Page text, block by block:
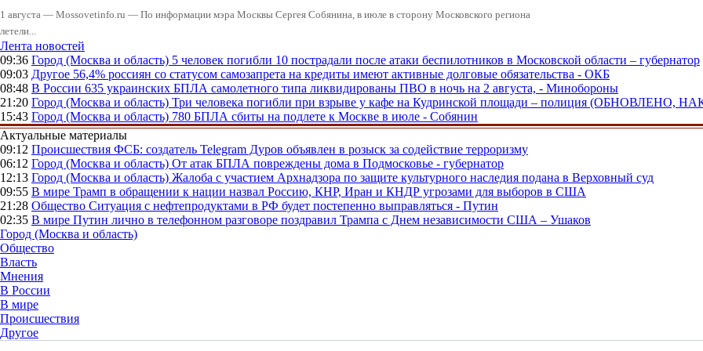
1 августа — Mossovetinfo.ru — По информации мэра Москвы Сергея Собянина, в июле в сторону Московского региона
летели...
Лента новостей
09:36 Город (Москва и область) 5 человек погибли 10 пострадали после атаки беспилотников в Московской области – губернатор
09:03 Другое 56,4% россиян со статусом самозапрета на кредиты имеют активные долговые обязательства - ОКБ
08:48 В России 635 украинских БПЛА самолетного типа ликвидированы ПВО в ночь на 2 августа, - Минобороны
21:20 Город (Москва и область) Три человека погибли при взрыве у кафе на Кудринской площади – полиция (ОБНОВЛЕНО,
15:43 Город (Москва и область) 780 БПЛА сбиты на подлете к Москве в июле - Собянин
Актуальные материалы
09:12 Происшествия ФСБ: создатель Telegram Дуров объявлен в розыск за содействие терроризму
06:12 Город (Москва и область) От атак БПЛА повреждены дома в Подмосковье - губернатор
12:13 Город (Москва и область) Жалоба с участием Архнадзора по защите культурного наследия подана в Верховный суд
09:55 В мире Трамп в обращении к нации назвал Россию, КНР, Иран и КНДР угрозами для выборов в США
21:28 Общество Ситуация с нефтепродуктами в РФ будет постепенно выправляться - Путин
02:35 В мире Путин лично в телефонном разговоре поздравил Трампа с Днем независимости США – Ушаков
Город (Москва и область)
Общество
Власть
Мнения
В России
В мире
Происшествия
Другое